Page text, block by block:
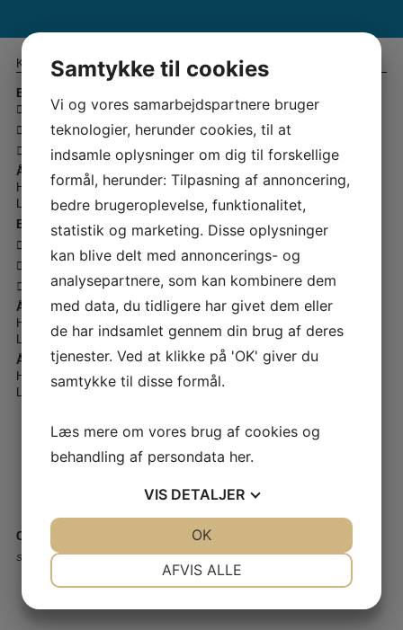
Kontakt Symaskine Torvet
Butik Rødovre:
info@symaskinecenter.dk
- Islevdalvej 142 - 2610 Rødovre
43 44 45 15
Åbningstider Rødovre 🏠
Hverdage - kl. 10.00 - 17.30
Lørdage - kl. 10.00 - 14.00
Butik Slagelse
- Korsørvej 23 - 4200 Slagelse
58 52 29 22
Åbningstider Slagelse 🏠
Hverdage kl. 10.00 - 17.30
Lørdage - kl. 10.00 - 14.00
Åbningstider - Telefon ☎️
Hverdage - kl. 12.00 - 17.00
Lørdage - Lukket
CVR-nr – 61 41 59 12
Storkøbenhavns Symaskinecenter I/S - Symaskine Torvet
Samtykke til cookies
Vi og vores samarbejdspartnere bruger
teknologier, herunder cookies, til at
indsamle oplysninger om dig til forskellige
formål, herunder: Tilpasning af annoncering,
bedre brugeroplevelse, funktionalitet,
statistik og marketing. Disse oplysninger
kan blive delt med annoncerings- og
analysepartnere, som kan kombinere dem
med data, du tidligere har givet dem eller
de har indsamlet gennem din brug af deres
tjenester. Ved at klikke på 'OK' giver du
samtykke til disse formål.
Læs mere om vores brug af cookies og
behandling af persondata her.
VIS DETALJER
AFVIS ALLE
OK